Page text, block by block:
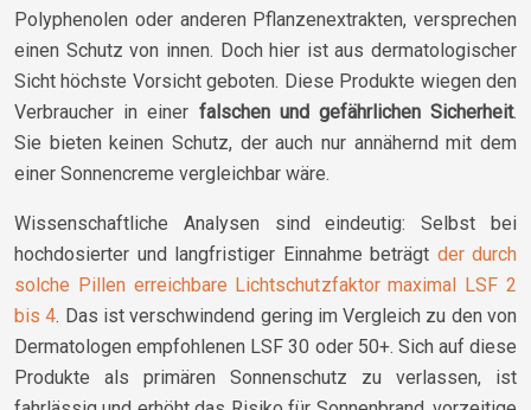
Polyphenolen oder anderen Pflanzenextrakten, versprechen
einen Schutz von innen. Doch hier ist aus dermatologischer
Sicht höchste Vorsicht geboten. Diese Produkte wiegen den
Verbraucher in einer falschen und gefährlichen Sicherheit.
Sie bieten keinen Schutz, der auch nur annähernd mit dem
einer Sonnencreme vergleichbar wäre.
Wissenschaftliche Analysen sind eindeutig: Selbst bei
hochdosierter und langfristiger Einnahme beträgt der durch
solche Pillen erreichbare Lichtschutzfaktor maximal LSF 2
bis 4. Das ist verschwindend gering im Vergleich zu den von
Dermatologen empfohlenen LSF 30 oder 50+. Sich auf diese
Produkte als primären Sonnenschutz zu verlassen, ist